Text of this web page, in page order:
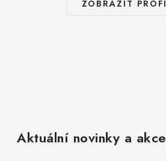
ZOBRAZIT
Aktuální novinky a